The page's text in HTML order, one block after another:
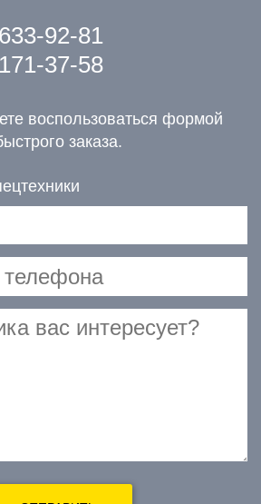
92-81
37-58
воспользоваться формой
заказа.